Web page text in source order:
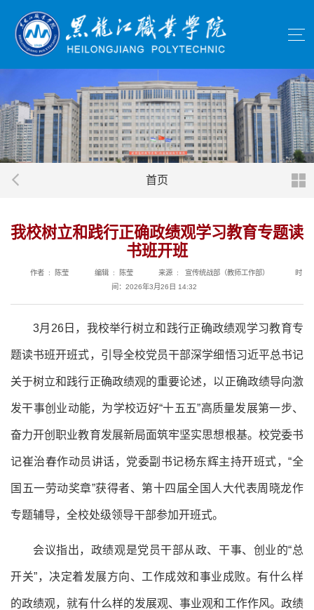
首页
我校树立和践行正确政绩观学习教育专题读
书班开班
作者 : 陈莹 编辑 : 陈莹 来源 : 宣传统战部（教师工作部）
时
间：2026年3月26日 14:32
3月26日，我校举行树立和践行正确政绩观学习教育专
题读书班开班式，引导全校党员干部深学细悟习近平总书记
关于树立和践行正确政绩观的重要论述，以正确政绩导向激
发干事创业动能，为学校迈好“十五五”高质量发展第一步、
奋力开创职业教育发展新局面筑牢坚实思想根基。校党委书
记崔治春作动员讲话，党委副书记杨东辉主持开班式，“全
国五一劳动奖章”获得者、第十四届全国人大代表周晓龙作
专题辅导，全校处级领导干部参加开班式。
会议指出，政绩观是党员干部从政、干事、创业的“总
开关”，决定着发展方向、工作成效和事业成败。有什么样
的政绩观，就有什么样的发展观、事业观和工作作风。政绩